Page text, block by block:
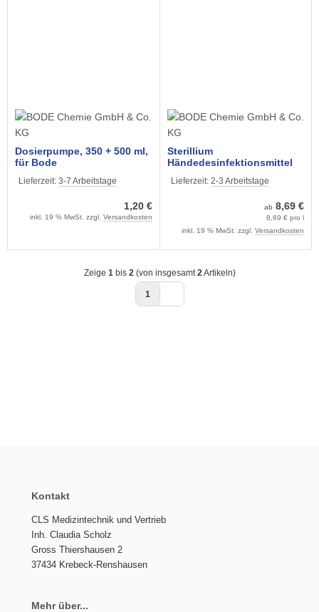
Dosierpumpe, 350 + 500 ml,
für Bode
Flaschen, z.B. Sterillium
Lieferzeit: 3-7 Arbeitstage
1,20 €
inkl. 19 % MwSt. zzgl. Versandkosten
Sterillium
Händedesinfektionsmittel
Lieferzeit: 2-3 Arbeitstage
ab 8,69 €
8,69 € pro l
inkl. 19 % MwSt. zzgl. Versandkosten
Zeige 1 bis 2 (von insgesamt 2 Artikeln)
1
Kontakt
CLS Medizintechnik und Vertrieb
Inh. Claudia Scholz
Gross Thiershausen 2
37434 Krebeck-Renshausen
Mehr über...